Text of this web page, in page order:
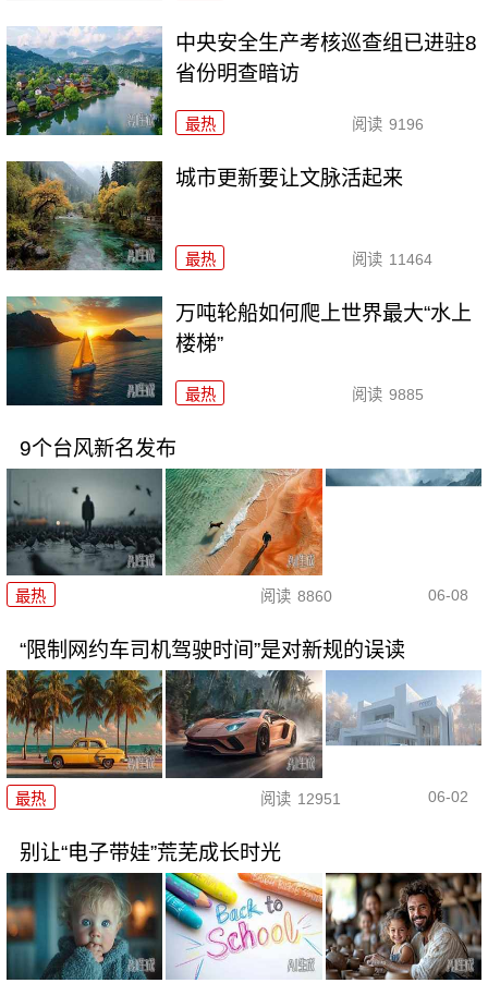
中央安全生产考核巡查组已进驻8
省份明查暗访
最热 阅读 9196
城市更新要让文脉活起来
最热 阅读 11464
万吨轮船如何爬上世界最大“水上
楼梯”
最热 阅读 9885
9个台风新名发布
最热 阅读 8860 06-08
“限制网约车司机驾驶时间”是对新规的误读
最热 阅读 12951 06-02
别让“电子带娃”荒芜成长时光